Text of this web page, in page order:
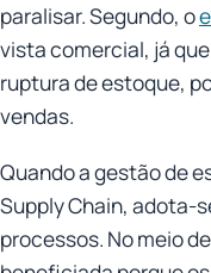
paralisar. Segundo, o
vista comercial, já
ruptura de estoque,
vendas.
Quando a gestão de
Supply Chain, adota-
processos. No meio